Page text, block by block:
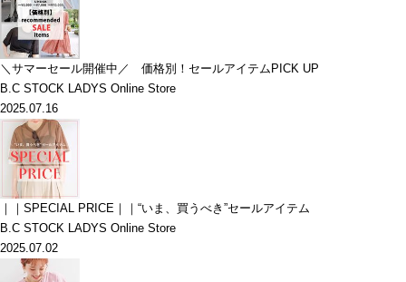
＼サマーセール開催中／ 価格別！セールアイテムPICK UP
B.C STOCK LADYS Online Store
2025.07.16
｜｜SPECIAL PRICE｜｜“いま、買うべき”セールアイテム
B.C STOCK LADYS Online Store
2025.07.02